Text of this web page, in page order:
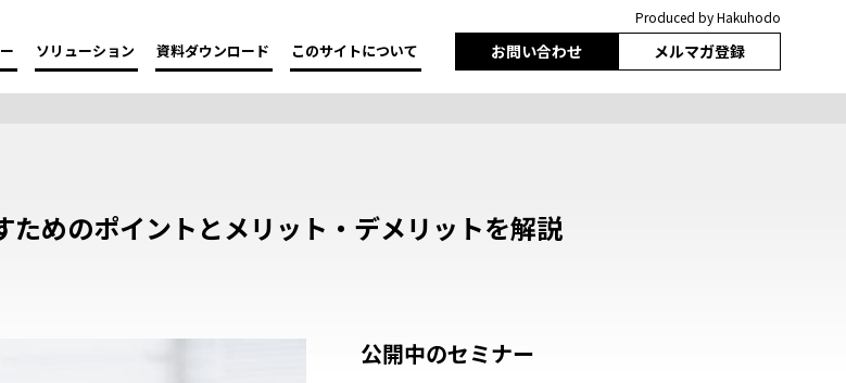
お問い合わせ メルマガ登録
ソリューション 資料ダウンロード このサイトについて
Produced by Hakuhodo
めのポイントとメリット・デメリットを解説
公開中のセミナー